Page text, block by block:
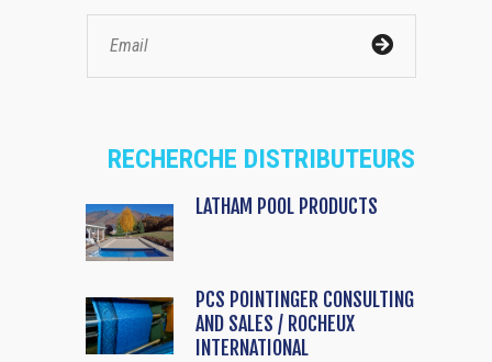
RECHERCHE DISTRIBUTEURS
LATHAM POOL PRODUCTS
PCS POINTINGER CONSULTING
AND SALES / ROCHEUX
INTERNATIONAL